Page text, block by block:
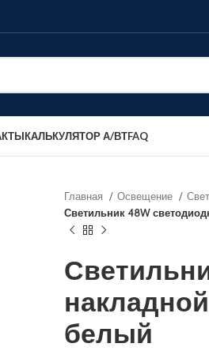
КАЛЬКУЛЯТОР А/ВТFAQ
Главная Освещение
Светильник 48W
белый